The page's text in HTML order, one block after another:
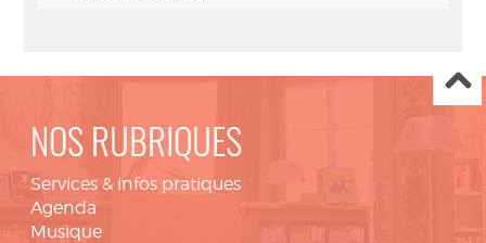
NOS RUBRIQUES
Services & infos pratiques
Agenda
Musique